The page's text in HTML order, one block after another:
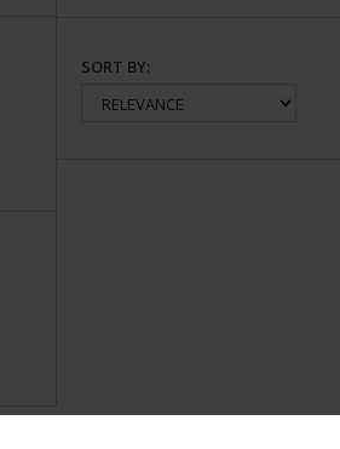
SORT BY: